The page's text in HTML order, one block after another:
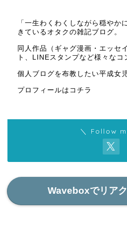
「一生わくわくしながら穏やか
きているオタクの雑記ブログ。
同人作品（ギャグ漫画・エッセ
ト、LINEスタンプなど様々なコ
個人ブログを布教したい平成女児
プロフィールはコチラ
＼ Follow
Waveboxでリア